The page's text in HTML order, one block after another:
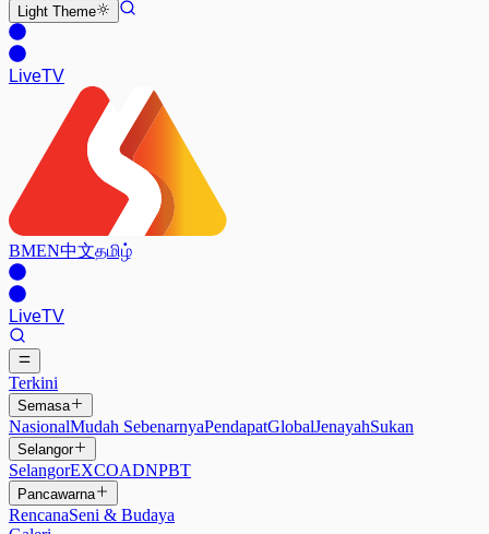
Light Theme
LiveTV
BMEN中文தமிழ்
LiveTV
Terkini
Semasa
NasionalMudah SebenarnyaPendapatGlobalJenayahSukan
Selangor
SelangorEXCOADNPBT
Pancawarna
RencanaSeni & Budaya